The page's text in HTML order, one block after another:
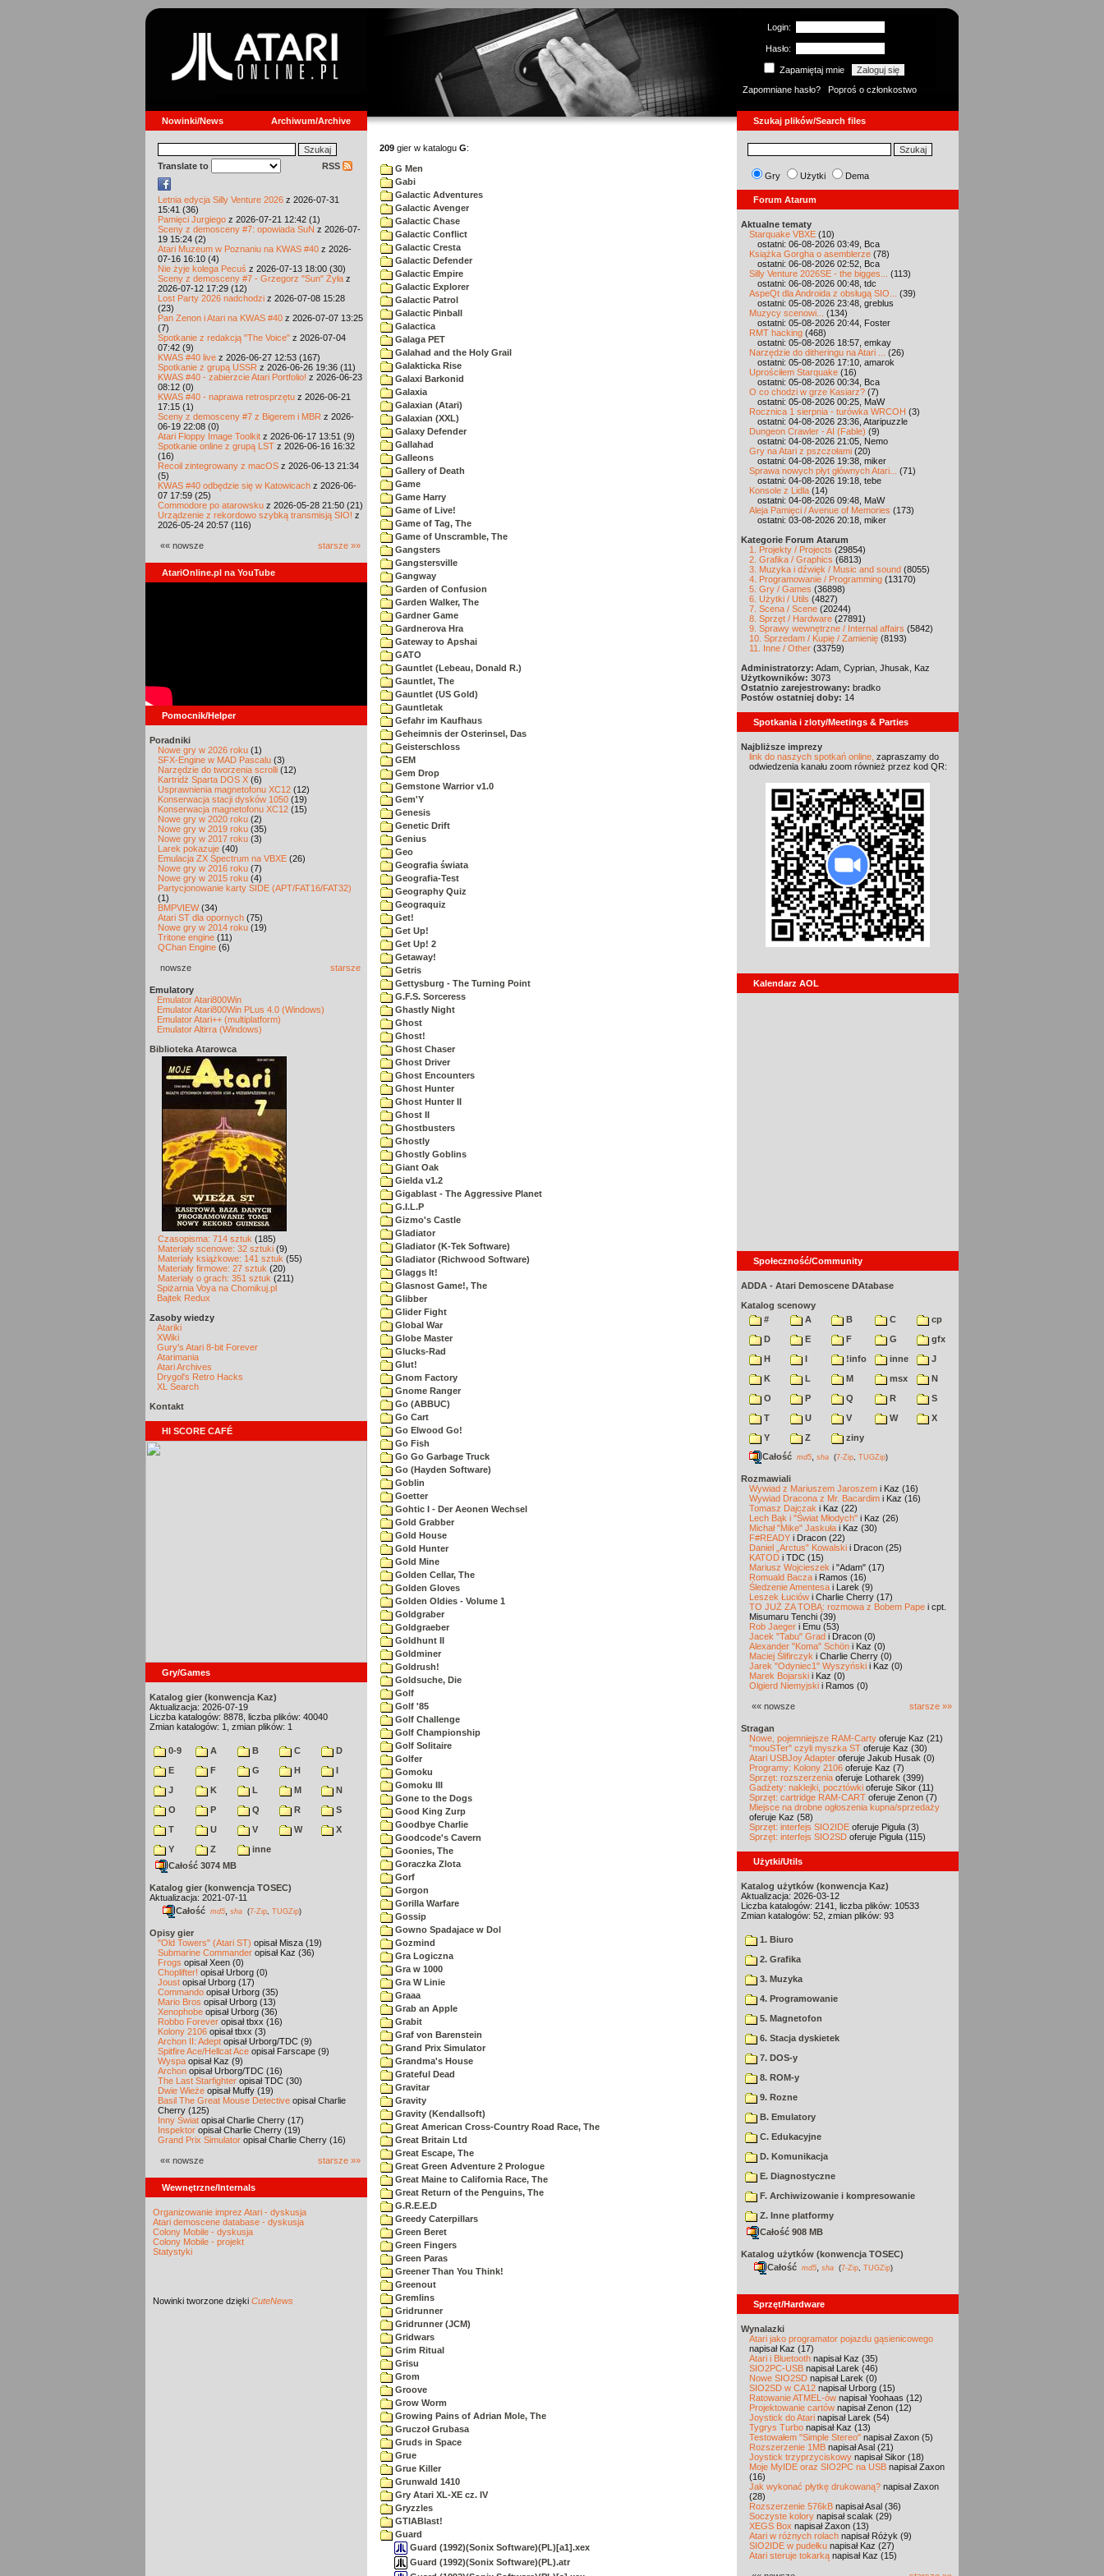
Login:
Hasło:
Zapamiętaj mnie
Zapomniane hasło?
Poproś o członkostwo
Nowinki/News Archiwum/Archive Szukaj plików/Search files
Translate to RSS
Letnia edycja Silly Venture 2026 z 2026-07-31
15:41 (36)
Pamięci Jurgiego z 2026-07-21 12:42 (1)
Sceny z demosceny #7: opowiada SuN z 2026-07-
19 15:24 (2)
Atari Muzeum w Poznaniu na KWAS #40 z 2026-
07-16 16:10 (4)
Nie żyje kolega Pecuś z 2026-07-13 18:00 (30)
Sceny z demosceny #7 - Grzegorz "Sun" Żyła z
2026-07-12 17:29 (12)
Lost Party 2026 nadchodzi z 2026-07-08 15:28
(23)
Pan Zenon i Atari na KWAS #40 z 2026-07-07 13:25
(7)
Spotkanie z redakcją "The Voice" z 2026-07-04
07:42 (9)
KWAS #40 live z 2026-06-27 12:53 (167)
Spotkanie z grupą USSR z 2026-06-26 19:36 (11)
KWAS #40 - zabierzcie Atari Portfolio! z 2026-06-23
08:12 (0)
KWAS #40 - naprawa retrosprzętu z 2026-06-21
17:15 (1)
Sceny z demosceny #7 z Bigerem i MBR z 2026-
06-19 22:08 (0)
Atari Floppy Image Toolkit z 2026-06-17 13:51 (9)
Spotkanie online z grupą LST z 2026-06-16 16:32
(16)
Recoil zintegrowany z macOS z 2026-06-13 21:34
(5)
KWAS #40 odbędzie się w Katowicach z 2026-06-
07 17:59 (25)
Commodore po atarowsku z 2026-05-28 21:50 (21)
Urządzenie z rekordowo szybką transmisją SIO! z
2026-05-24 20:57 (116)
«« nowsze starsze »»
AtariOnline.pl na YouTube
Pomocnik/Helper
Poradniki
Nowe gry w 2026 roku (1)
SFX-Engine w MAD Pascalu (3)
Narzędzie do tworzenia scrolli (12)
Kartridż Sparta DOS X (6)
Usprawnienia magnetofonu XC12 (12)
Konserwacja stacji dysków 1050 (19)
Konserwacja magnetofonu XC12 (15)
Nowe gry w 2020 roku (2)
Nowe gry w 2019 roku (35)
Nowe gry w 2017 roku (3)
Larek pokazuje (40)
Emulacja ZX Spectrum na VBXE (26)
Nowe gry w 2016 roku (7)
Nowe gry w 2015 roku (4)
Partycjonowanie karty SIDE (APT/FAT16/FAT32)
(1)
BMPVIEW(34)
Atari ST dla opornych (75)
Nowe gry w 2014 roku (19)
Tritone engine (11)
QChan Engine (6)
nowsze starsze
Emulatory
Emulator Atari800Win
Emulator Atari800Win PLus 4.0 (Windows)
Emulator Atari++ (multiplatform)
Emulator Altirra (Windows)
Biblioteka Atarowca
Czasopisma: 714 sztuk (185)
Materiały scenowe: 32 sztuki (9)
Materiały książkowe: 141 sztuk (55)
Materiały firmowe: 27 sztuk (20)
Materiały o grach: 351 sztuk (211)
Spiżarnia Voya na Chomikuj.pl
Bajtek Redux
Zasoby wiedzy
Atariki
XWiki
Gury's Atari 8-bit Forever
Atarimania
Atari Archives
Drygol's Retro Hacks
XL Search
Kontakt
HI SCORE CAFÉ
Gry/Games
Katalog gier (konwencja Kaz)
Aktualizacja: 2026-07-19
Liczba katalogów: 8878, liczba plików: 40040
Zmian katalogów: 1, zmian plików: 1
0-9 A B C
D
E
F G H
I
J
K L M
N
O
P Q R
S
T
U V W
X
Y
Z
inne
Całość 3074 MB
Katalog gier (konwencja TOSEC)
Aktualizacja: 2021-07-11
Całość md5 sha (7-Zip TUGZip)
Opisy gier
"Old Towers" (Atari ST) opisał Misza (19)
Submarine Commander opisał Kaz (36)
Frogs opisał Xeen (0)
Choplifter! opisał Urborg (0)
Joust opisał Urborg (17)
Commando opisał Urborg (35)
Mario Bros opisał Urborg (13)
Xenophobe opisał Urborg (36)
Robbo Forever opisał tbxx (16)
Kolony 2106 opisał tbxx (3)
Archon II: Adept opisał Urborg/TDC (9)
Spitfire Ace/Hellcat Ace opisał Farscape (9)
Wyspa opisał Kaz (9)
Archon opisał Urborg/TDC (16)
The Last Starfighter opisał TDC (30)
Dwie Wieże opisał Muffy (19)
Basil The Great Mouse Detective opisał Charlie
Cherry (125)
Inny Świat opisał Charlie Cherry (17)
Inspektor opisał Charlie Cherry (19)
Grand Prix Simulator opisał Charlie Cherry (16)
«« nowsze starsze »»
Wewnętrzne/Internals
Organizowanie imprez Atari - dyskusja
Atari demoscene database - dyskusja
Colony Mobile - dyskusja
Colony Mobile - projekt
Statystyki
Nowinki tworzone dzięki CuteNews
209 gier w katalogu G:
G Men
Gabi
Galactic Adventures
Galactic Avenger
Galactic Chase
Galactic Conflict
Galactic Cresta
Galactic Defender
Galactic Empire
Galactic Explorer
Galactic Patrol
Galactic Pinball
Galactica
Galaga PET
Galahad and the Holy Grail
Galakticka Rise
Galaxi Barkonid
Galaxia
Galaxian (Atari)
Galaxian (XXL)
Galaxy Defender
Gallahad
Galleons
Gallery of Death
Game
Game Harry
Game of Live!
Game of Tag, The
Game of Unscramble, The
Gangsters
Gangstersville
Gangway
Garden of Confusion
Garden Walker, The
Gardner Game
Gardnerova Hra
Gateway to Apshai
GATO
Gauntlet (Lebeau, Donald R.)
Gauntlet, The
Gauntlet (US Gold)
Gauntletak
Gefahr im Kaufhaus
Geheimnis der Osterinsel, Das
Geisterschloss
GEM
Gem Drop
Gemstone Warrior v1.0
Gem'Y
Genesis
Genetic Drift
Genius
Geo
Geografia świata
Geografia-Test
Geography Quiz
Geograquiz
Get!
Get Up!
Get Up! 2
Getaway!
Getris
Gettysburg - The Turning Point
G.F.S. Sorceress
Ghastly Night
Ghost
Ghost!
Ghost Chaser
Ghost Driver
Ghost Encounters
Ghost Hunter
Ghost Hunter II
Ghost II
Ghostbusters
Ghostly
Ghostly Goblins
Giant Oak
Gielda v1.2
Gigablast - The Aggressive Planet
G.I.L.P
Gizmo's Castle
Gladiator
Gladiator (K-Tek Software)
Gladiator (Richwood Software)
Glaggs It!
Glasnost Game!, The
Glibber
Glider Fight
Global War
Globe Master
Glucks-Rad
Glut!
Gnom Factory
Gnome Ranger
Go (ABBUC)
Go Cart
Go Elwood Go!
Go Fish
Go Go Garbage Truck
Go (Hayden Software)
Goblin
Goetter
Gohtic I - Der Aeonen Wechsel
Gold Grabber
Gold House
Gold Hunter
Gold Mine
Golden Cellar, The
Golden Gloves
Golden Oldies - Volume 1
Goldgraber
Goldgraeber
Goldhunt II
Goldminer
Goldrush!
Goldsuche, Die
Golf
Golf '85
Golf Challenge
Golf Championship
Golf Solitaire
Golfer
Gomoku
Gomoku III
Gone to the Dogs
Good King Zurp
Goodbye Charlie
Goodcode's Cavern
Goonies, The
Goraczka Zlota
Gorf
Gorgon
Gorilla Warfare
Gossip
Gowno Spadajace w Dol
Gozmind
Gra Logiczna
Gra w 1000
Gra W Linie
Graaa
Grab an Apple
Grabit
Graf von Barenstein
Grand Prix Simulator
Grandma's House
Grateful Dead
Gravitar
Gravity
Gravity (Kendallsoft)
Great American Cross-Country Road Race, The
Great Britain Ltd
Great Escape, The
Great Green Adventure 2 Prologue
Great Maine to California Race, The
Great Return of the Penguins, The
G.R.E.E.D
Greedy Caterpillars
Green Beret
Green Fingers
Green Paras
Greener Than You Think!
Greenout
Gremlins
Gridrunner
Gridrunner (JCM)
Gridwars
Grim Ritual
Grisu
Grom
Groove
Grow Worm
Growing Pains of Adrian Mole, The
Gruczoł Grubasa
Gruds in Space
Grue
Grue Killer
Grunwald 1410
Gry Atari XL-XE cz. IV
Gryzzles
GTIABlast!
Guard
Guard (1992)(Sonix Software)(PL)[a1].xex
Guard (1992)(Sonix Software)(PL).atr
Gry Użytki Dema
Forum Atarum
Aktualne tematy
Starquake VBXE (10)
ostatni: 06-08-2026 03:49, Bca
Książka Gorgha o asemblerze (78)
ostatni: 06-08-2026 02:52, Bca
Silly Venture 2026SE - the bigges...
(113)
ostatni: 06-08-2026 00:48, tdc
AspeQt dla Androida z obsługą SIO...
(39)
ostatni: 05-08-2026 23:48, greblus
Muzycy scenowi...
(134)
ostatni: 05-08-2026 20:44, Foster
RMT hacking (468)
ostatni: 05-08-2026 18:57, emkay
Narzędzie do ditheringu na Atari ...
(26)
ostatni: 05-08-2026 17:10, amarok
Uprościłem Starquake (16)
ostatni: 05-08-2026 00:34, Bca
O co chodzi w grze Kasiarz? (7)
ostatni: 05-08-2026 00:25, MaW
Rocznica 1 sierpnia - turówka WRCOH (3)
ostatni: 04-08-2026 23:36, Ataripuzzle
Dungeon Crawler - AI (Fable) (9)
ostatni: 04-08-2026 21:05, Nemo
Gry na Atari z pszczołami (20)
ostatni: 04-08-2026 19:38, miker
Sprawa nowych płyt głównych Atari...
(71)
ostatni: 04-08-2026 19:18, tebe
Konsole z Lidla (14)
ostatni: 04-08-2026 09:48, MaW
Aleja Pamięci / Avenue of Memories (173)
ostatni: 03-08-2026 20:18, miker
Kategorie Forum Atarum
1. Projekty / Projects (29854)
2. Grafika / Graphics (6813)
3. Muzyka i dźwięk / Music and sound (8055)
4. Programowanie / Programming (13170)
5. Gry / Games (36898)
6. Użytki / Utils (4827)
7. Scena / Scene (20244)
8. Sprzęt / Hardware (27891)
9. Sprawy wewnętrzne / Internal affairs (5842)
10. Sprzedam / Kupię / Zamienię (8193)
11. Inne / Other (33759)
Administratorzy: Adam, Cyprian, Jhusak, Kaz
Użytkowników: 3073
Ostatnio zarejestrowany: bradko
Postów ostatniej doby: 14
Spotkania i zloty/Meetings & Parties
Najbliższe imprezy
link do naszych spotkań online, zapraszamy do
odwiedzenia kanału zoom również przez kod QR:
Kalendarz AOL
Społeczność/Community
ADDA - Atari Demoscene DAtabase
Katalog scenowy
#
A B C
cp
D
E F G
gfx
H
I !info inne
J
K
L M msx
N
O
P Q R
S
T
U V W
X
Y
Z
ziny
Całość md5 sha (7-Zip TUGZip)
Rozmawiali
Wywiad z Mariuszem Jaroszem i Kaz (16)
Wywiad Dracona z Mr. Bacardim i Kaz (16)
Tomasz Dajczak i Kaz (22)
Lech Bąk i "Świat Młodych" i Kaz (26)
Michał "Mike" Jaskuła i Kaz (30)
F#READY i Dracon (22)
Daniel „Arctus” Kowalski i Dracon (25)
KATOD i TDC (15)
Mariusz Wojcieszek i "Adam" (17)
Romuald Bacza i Ramos (16)
Śledzenie Amentesa i Larek (9)
Leszek Łuciów i Charlie Cherry (17)
TO JUŻ ZA TOBĄ: rozmowa z Bobem Pape i cpt.
Misumaru Tenchi (39)
Rob Jaeger i Emu (53)
Jacek "Tabu" Grad i Dracon (0)
Alexander "Koma" Schön i Kaz (0)
Maciej Ślifirczyk i Charlie Cherry (0)
Jarek "Odyniec1" Wyszyński i Kaz (0)
Marek Bojarski i Kaz (0)
Olgierd Niemyjski i Ramos (0)
«« nowsze starsze »»
Stragan
Nowe, pojemniejsze RAM-Carty oferuje Kaz (21)
"mouSTer" czyli myszka ST oferuje Kaz (30)
Atari USBJoy Adapter oferuje Jakub Husak (0)
Programy: Kolony 2106 oferuje Kaz (7)
Sprzęt: rozszerzenia oferuje Lotharek (399)
Gadżety: naklejki, pocztówki oferuje Sikor (11)
Sprzęt: cartridge RAM-CART oferuje Zenon (7)
Miejsce na drobne ogłoszenia kupna/sprzedaży
oferuje Kaz (58)
Sprzęt: interfejs SIO2IDE oferuje Piguła (3)
Sprzęt: interfejs SIO2SD oferuje Piguła (115)
Użytki/Utils
Katalog użytków (konwencja Kaz)
Aktualizacja: 2026-03-12
Liczba katalogów: 2141, liczba plików: 10533
Zmian katalogów: 52, zmian plików: 93
1. Biuro
2. Grafika
3. Muzyka
4. Programowanie
5. Magnetofon
6. Stacja dyskietek
7. DOS-y
8. ROM-y
9. Rozne
B. Emulatory
C. Edukacyjne
D. Komunikacja
E. Diagnostyczne
F. Archiwizowanie i kompresowanie
Z. Inne platformy
Całość 908 MB
Katalog użytków (konwencja TOSEC)
Całość md5 sha (7-Zip TUGZip)
Sprzęt/Hardware
Wynalazki
Atari jako programator pojazdu gąsienicowego
napisał Kaz (17)
Atari i Bluetooth napisał Kaz (35)
SIO2PC-USB napisał Larek (46)
Nowe SIO2SD napisał Larek (0)
SIO2SD w CA12 napisał Urborg (15)
Ratowanie ATMEL-ów napisał Yoohaas (12)
Projektowanie cartów napisał Zenon (12)
Joystick do Atari napisał Larek (54)
Tygrys Turbo napisał Kaz (13)
Testowałem "Simple Stereo" napisał Zaxon (5)
Rozszerzenie 1MB napisał Asal (21)
Joystick trzyprzyciskowy napisał Sikor (18)
Moje MyIDE oraz SIO2PC na USB napisał Zaxon
(16)
Jak wykonać płytkę drukowaną? napisał Zaxon
(28)
Rozszerzenie 576kB napisał Asal (36)
Soczyste kolory napisał scalak (29)
XEGS Box napisał Zaxon (13)
Atari w różnych rolach napisał Różyk (9)
SIO2IDE w pudełku napisał Kaz (27)
Atari steruje tokarką napisał Kaz (15)